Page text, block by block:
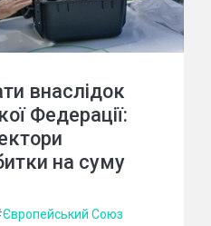
внаслідок
Федерації:
на суму
Європейський Союз